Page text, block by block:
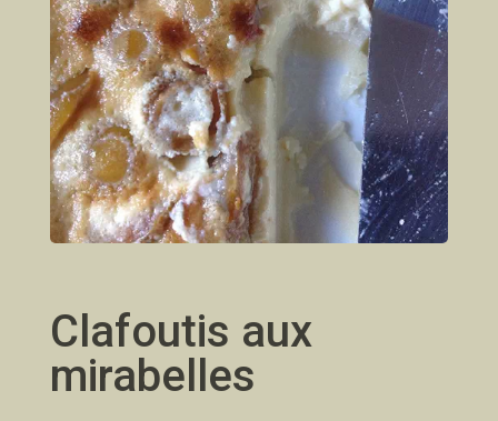
Clafoutis aux
mirabelles